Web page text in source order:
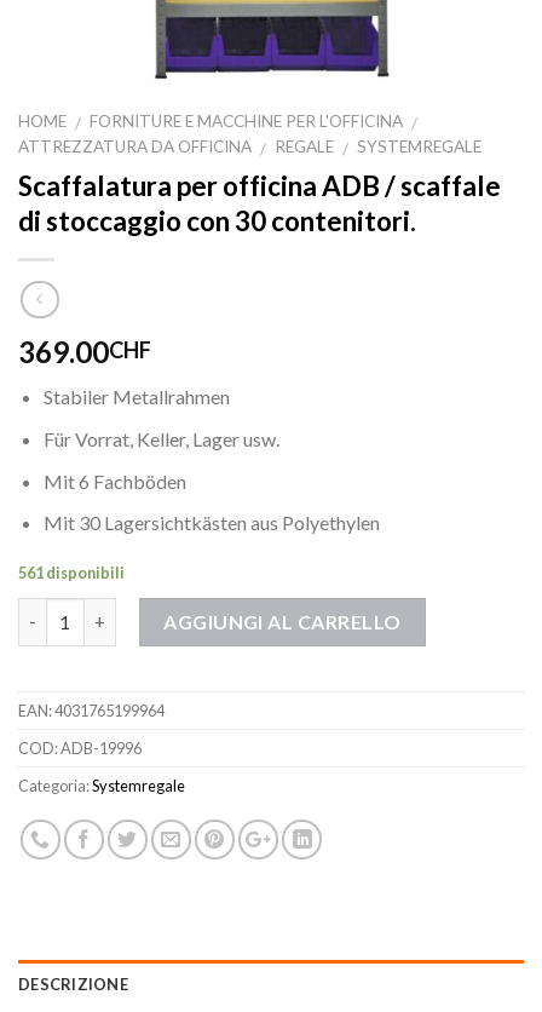
HOME / FORNITURE E MACCHINE PER L'OFFICINA /
ATTREZZATURA DA OFFICINA / REGALE / SYSTEMREGALE
Scaffalatura per officina ADB / scaffale
di stoccaggio con 30 contenitori.
369.00CHF
Stabiler Metallrahmen
Für Vorrat, Keller, Lager usw.
Mit 6 Fachböden
Mit 30 Lagersichtkästen aus Polyethylen
561 disponibili
AGGIUNGI AL CARRELLO
EAN:4031765199964
COD:ADB-19996
Categoria:Systemregale
DESCRIZIONE